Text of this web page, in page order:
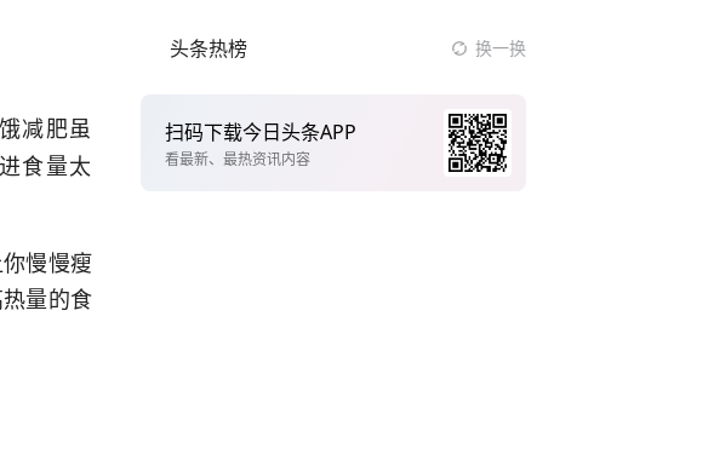
减肥虽
食量太
慢慢瘦
量的食
头条热榜 换一换
扫码下载今日头条APP
看最新、最热资讯内容